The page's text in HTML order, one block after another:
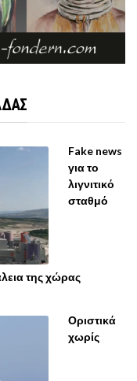
Fake news
για το
λιγνιτικό
σταθμό
της χώρας
Οριστικά
χωρίς